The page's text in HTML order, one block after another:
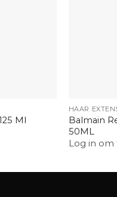
Ml
HAAR
Balmain
50ML
Log in